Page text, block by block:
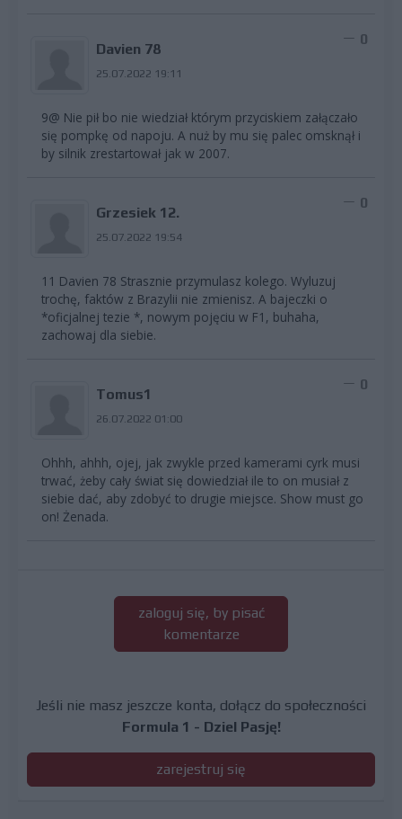
Davien 78
25.07.2022 19:11
0
9@ Nie pił bo nie wiedział którym przyciskiem załączało
się pompkę od napoju. A nuż by mu się palec omsknął i
by silnik zrestartował jak w 2007.
Grzesiek 12.
25.07.2022 19:54
0
11 Davien 78 Strasznie przymulasz kolego. Wyluzuj
trochę, faktów z Brazylii nie zmienisz. A bajeczki o
*oficjalnej tezie *, nowym pojęciu w F1, buhaha,
zachowaj dla siebie.
Tomus1
26.07.2022 01:00
0
Ohhh, ahhh, ojej, jak zwykle przed kamerami cyrk musi
trwać, żeby cały świat się dowiedział ile to on musiał z
siebie dać, aby zdobyć to drugie miejsce. Show must go
on! Żenada.
zaloguj się, by pisać
komentarze
Jeśli nie masz jeszcze konta, dołącz do społeczności
Formula 1 - Dziel Pasję!
zarejestruj się